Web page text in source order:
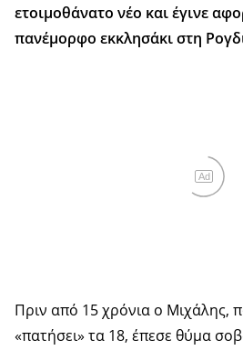
ετοιμοθάνατο νέο και έγινε
πανέμορφο εκκλησάκι στη
Ad
Πριν από 15 χρόνια ο Μιχάλης,
«πατήσει» τα 18, έπεσε θύμα